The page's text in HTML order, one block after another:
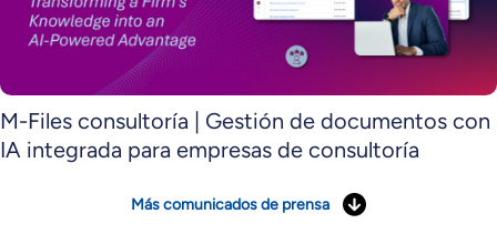
M-Files consultoría | Gestión de documentos con
IA integrada para empresas de consultoría
Más comunicados de prensa